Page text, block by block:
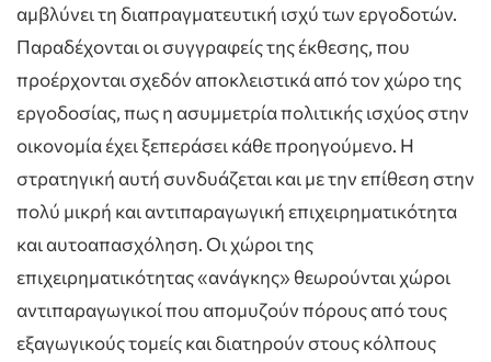
αμβλύνει τη διαπραγματευτική ισχύ των εργοδοτών.
Παραδέχονται οι συγγραφείς της έκθεσης, που
προέρχονται σχεδόν αποκλειστικά από τον χώρο της
εργοδοσίας, πως η ασυμμετρία πολιτικής ισχύος στην
οικονομία έχει ξεπεράσει κάθε προηγούμενο. Η
στρατηγική αυτή συνδυάζεται και με την επίθεση στην
πολύ μικρή και αντιπαραγωγική επιχειρηματικότητα
και αυτοαπασχόληση. Οι χώροι της
επιχειρηματικότητας «ανάγκης» θεωρούνται χώροι
αντιπαραγωγικοί που απομυζούν πόρους από τους
εξαγωγικούς τομείς και διατηρούν στους κόλπους